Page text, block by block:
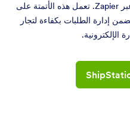
باستخدام تكامل Jotform السلس عبر Zapier. تعمل هذه الأتمتة على
إدارة الطلبات بكفاءة لتجار
الإلكترونية.